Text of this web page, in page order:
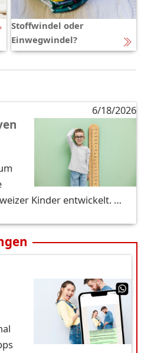
Stoffwindel oder
Einwegwindel?
6/18/2026
Kinder entwickelt. …